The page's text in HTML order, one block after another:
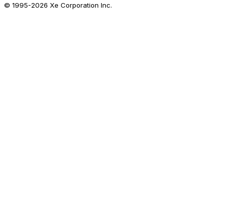
© 1995-2026 Xe Corporation Inc.